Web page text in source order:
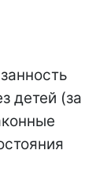
детей (за